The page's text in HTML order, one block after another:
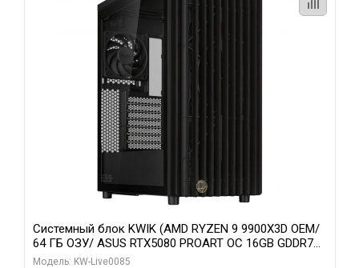
Системный блок KWIK (AMD RYZEN 9 9900X3D OEM/
64 ГБ ОЗУ/ ASUS RTX5080 PROART OC 16GB GDDR7
256bit Type-C DP 2/ 960 ГБ SSD)
Модель: KW-Live0085